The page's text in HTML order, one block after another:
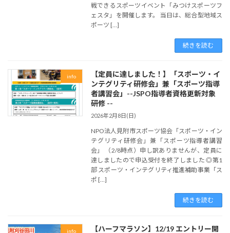
戦できるスポーツイベント「みつけスポーツフ
ェスタ」を開催します。 当日は、総合型地域ス
ポーツ […]
続きを読む
info
【定員に達しました！】「スポーツ・イ
ンテグリティ研修会」兼「スポーツ指導
者講習会」--JSPO指導者資格更新対象
研修 --
2026年2月8日(日)
NPO法人見附市スポーツ協会「スポーツ・イン
テグリティ研修会」兼「スポーツ指導者講習
会」 （2/8時点）申し訳ありませんが、定員に
達しましたので申込受付を終了しました ◎第1
部 スポーツ・インテグリティ推進補助事業「ス
ポ […]
続きを読む
info
【ハーフマラソン】12/19 エントリー開